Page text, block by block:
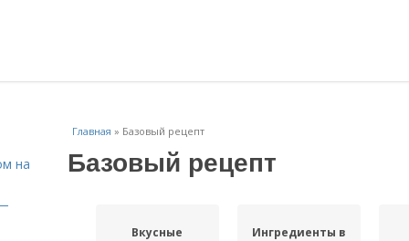
Главная » Базовый рецепт
Базовый рецепт
Вкусные
Ингредиенты в
на